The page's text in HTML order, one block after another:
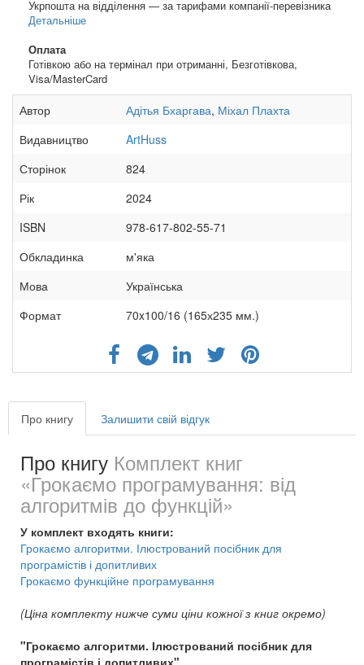
Укрпошта на відділення — за тарифами компанії-перевізника
Детальніше
Оплата
Готівкою або на термінал при отриманні, Безготівкова,
Visa/MasterCard
Автор Адітья Бхаргава, Міхал Плахта
Видавництво
ArtHuss
Сторінок
824
Рік
2024
ISBN
978-617-802-55-71
Обкладинка
м'яка
Мова
Українська
Формат
70x100/16 (165х235 мм.)
Про книгу Залишити свій відгук
Про книгу Комплект книг
«Грокаємо програмування: від
алгоритмів до функцій»
У комплект входять книги:
Грокаємо алгоритми. Ілюстрований посібник для
програмістів і допитливих
Грокаємо функційне програмування
(Ціна комплекту нижче суми ціни кожної з книг окремо)
"Грокаємо алгоритми. Ілюстрований посібник для
програмістів і допитливих"